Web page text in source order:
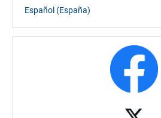
Español (España)